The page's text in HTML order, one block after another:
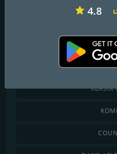
CHILLOUT
KLASIK
4.8